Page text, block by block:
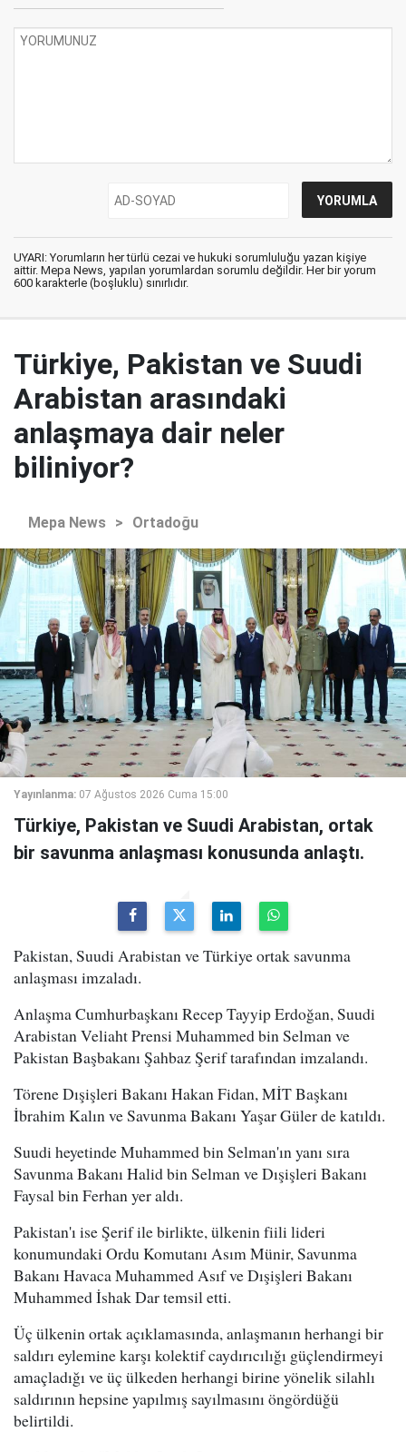
UYARI: Yorumların her türlü cezai ve hukuki sorumluluğu yazan kişiye
aittir. Mepa News, yapılan yorumlardan sorumlu değildir. Her bir yorum
600 karakterle (boşluklu) sınırlıdır.
Türkiye, Pakistan ve Suudi
Arabistan arasındaki
anlaşmaya dair neler
biliniyor?
Mepa News > Ortadoğu
Yayınlanma: 07 Ağustos 2026 Cuma 15:00
Türkiye, Pakistan ve Suudi Arabistan, ortak
bir savunma anlaşması konusunda anlaştı.
Pakistan, Suudi Arabistan ve Türkiye ortak savunma
anlaşması imzaladı.
Anlaşma Cumhurbaşkanı Recep Tayyip Erdoğan, Suudi
Arabistan Veliaht Prensi Muhammed bin Selman ve
Pakistan Başbakanı Şahbaz Şerif tarafından imzalandı.
Törene Dışişleri Bakanı Hakan Fidan, MİT Başkanı
İbrahim Kalın ve Savunma Bakanı Yaşar Güler de katıldı.
Suudi heyetinde Muhammed bin Selman'ın yanı sıra
Savunma Bakanı Halid bin Selman ve Dışişleri Bakanı
Faysal bin Ferhan yer aldı.
Pakistan'ı ise Şerif ile birlikte, ülkenin fiili lideri
konumundaki Ordu Komutanı Asım Münir, Savunma
Bakanı Havaca Muhammed Asıf ve Dışişleri Bakanı
Muhammed İshak Dar temsil etti.
Üç ülkenin ortak açıklamasında, anlaşmanın herhangi bir
saldırı eylemine karşı kolektif caydırıcılığı güçlendirmeyi
amaçladığı ve üç ülkeden herhangi birine yönelik silahlı
saldırının hepsine yapılmış sayılmasını öngördüğü
belirtildi.